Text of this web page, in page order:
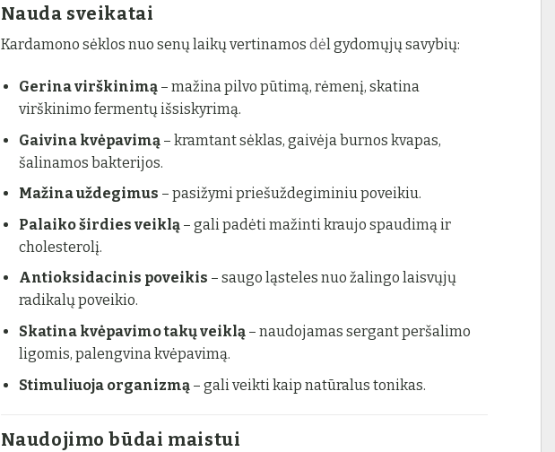
Nauda sveikatai
Kardamono sėklos nuo senų laikų vertinamos dėl gydomųjų savybių:
Gerina virškinimą – mažina pilvo pūtimą, rėmenį, skatina
virškinimo fermentų išsiskyrimą.
Gaivina kvėpavimą – kramtant sėklas, gaivėja burnos kvapas,
šalinamos bakterijos.
Mažina uždegimus – pasižymi priešuždegiminiu poveikiu.
Palaiko širdies veiklą – gali padėti mažinti kraujo spaudimą ir
cholesterolį.
Antioksidacinis poveikis – saugo ląsteles nuo žalingo laisvųjų
radikalų poveikio.
Skatina kvėpavimo takų veiklą – naudojamas sergant peršalimo
ligomis, palengvina kvėpavimą.
Stimuliuoja organizmą – gali veikti kaip natūralus tonikas.
Naudojimo būdai maistui